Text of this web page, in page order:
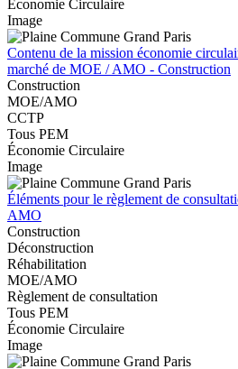
Économie Circulaire
Image
Contenu de la mission économie
marché de MOE / AMO - Construction
Construction
MOE/AMO
CCTP
Tous PEM
Économie Circulaire
Image
Éléments pour le règlement de
AMO
Construction
Déconstruction
Réhabilitation
MOE/AMO
Règlement de consultation
Tous PEM
Économie Circulaire
Image